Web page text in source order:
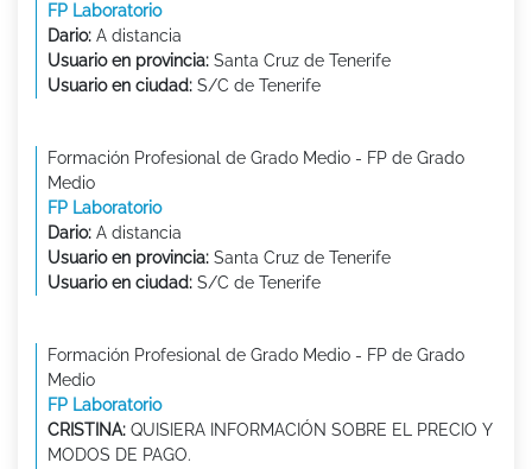
FP Laboratorio
Dario: A distancia
Usuario en provincia: Santa Cruz de Tenerife
Usuario en ciudad: S/C de Tenerife
Formación Profesional de Grado Medio - FP de Grado
Medio
FP Laboratorio
Dario: A distancia
Usuario en provincia: Santa Cruz de Tenerife
Usuario en ciudad: S/C de Tenerife
Formación Profesional de Grado Medio - FP de Grado
Medio
FP Laboratorio
CRISTINA: QUISIERA INFORMACIÓN SOBRE EL PRECIO Y
MODOS DE PAGO.